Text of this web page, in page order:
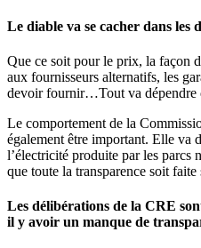
Le diable va se cacher dans les
Que ce soit pour le prix, la façon
aux fournisseurs alternatifs, les
devoir fournir…Tout va dépendre
Le comportement de la
également être important. Elle va
l’électricité produite par les parcs
que toute la transparence soit
Les délibérations de la CRE
il y avoir un manque de